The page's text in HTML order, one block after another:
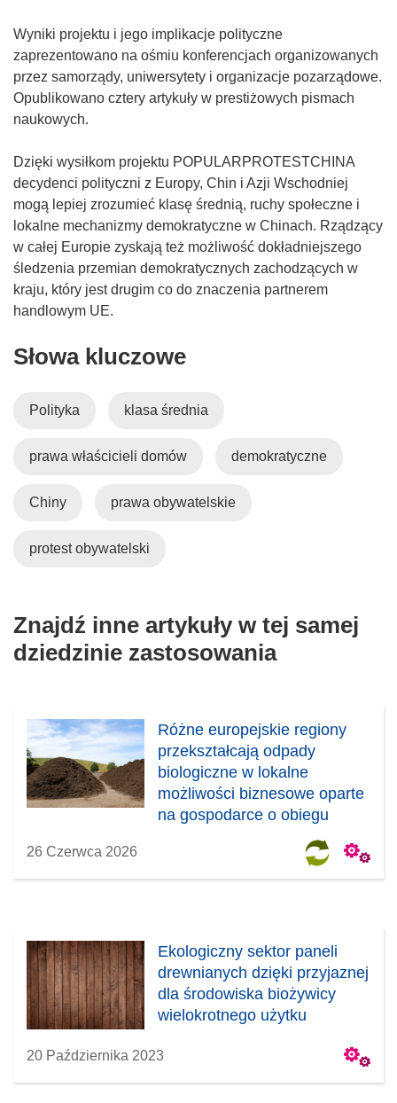
Wyniki projektu i jego implikacje polityczne
zaprezentowano na ośmiu konferencjach organizowanych
przez samorządy, uniwersytety i organizacje pozarządowe.
Opublikowano cztery artykuły w prestiżowych pismach
naukowych.
Dzięki wysiłkom projektu POPULARPROTESTCHINA
decydenci polityczni z Europy, Chin i Azji Wschodniej
mogą lepiej zrozumieć klasę średnią, ruchy społeczne i
lokalne mechanizmy demokratyczne w Chinach. Rządzący
w całej Europie zyskają też możliwość dokładniejszego
śledzenia przemian demokratycznych zachodzących w
kraju, który jest drugim co do znaczenia partnerem
handlowym UE.
Słowa kluczowe
Polityka klasa średnia
prawa właścicieli domów demokratyczne
Chiny prawa obywatelskie
protest obywatelski
Znajdź inne artykuły w tej samej
dziedzinie zastosowania
Różne europejskie regiony
przekształcają odpady
biologiczne w lokalne
możliwości biznesowe oparte
na gospodarce o obiegu
26 Czerwca 2026
Ekologiczny sektor paneli
drewnianych dzięki przyjaznej
dla środowiska biożywicy
wielokrotnego użytku
20 Października 2023